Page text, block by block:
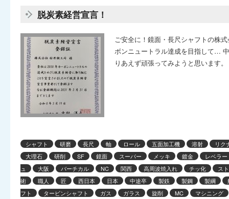
脱炭素経営宣言！
ご安全に！鏡面・長尺シャフトの株
ボンニュートラル達成を目指して…
りあえず頑張ってみようと思いま
シャフト 研磨 長尺 軸 ロール 五面加工機 溶射
リク
大理石
研削 SF 鏡面 スーパー メッキ 鍍金
レベラー
ュ
大阪 バーチカル NC 関西 高周波焼入れ チッ化
ス
術
職人 匠 西日本 日本 中途卒 製鉄 製鋼 製綱
フト
タービンシャフト ガス ガラス 旋削 MC
マシニング